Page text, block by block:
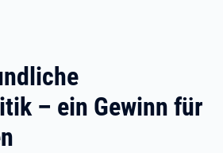
– ein Gewinn für